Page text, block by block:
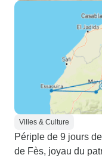
Villes & Culture
Périple de 9 jours
de Fès, joyau du